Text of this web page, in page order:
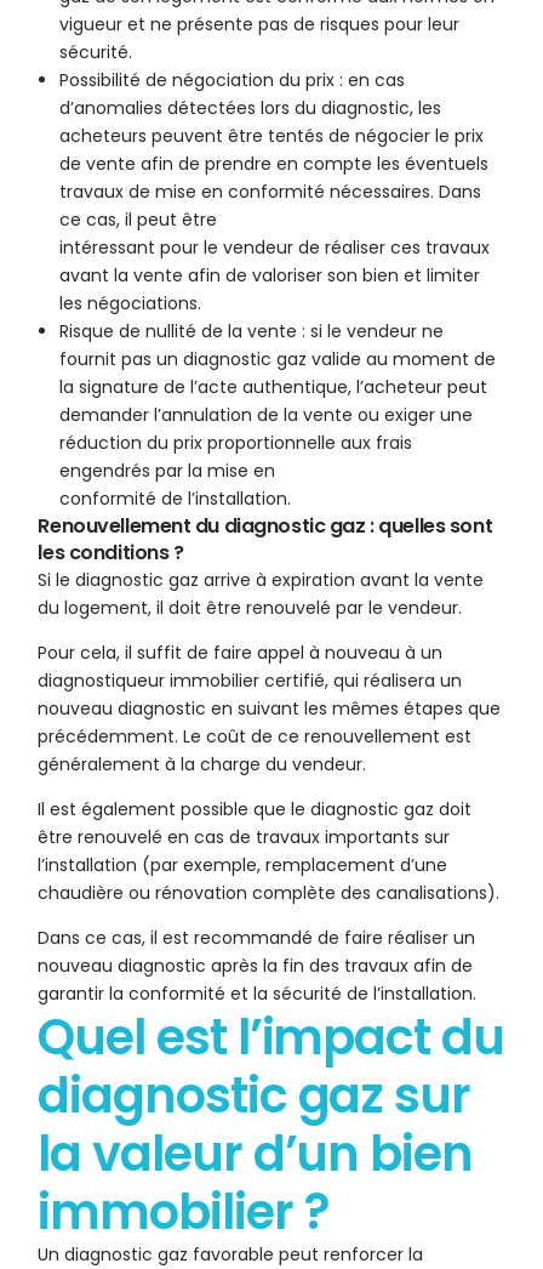
vigueur et ne présente pas de risques pour leur
sécurité.
Possibilité de négociation du prix : en cas
d’anomalies détectées lors du diagnostic, les
acheteurs peuvent être tentés de négocier le prix
de vente afin de prendre en compte les éventuels
travaux de mise en conformité nécessaires. Dans
ce cas, il peut être
intéressant pour le vendeur de réaliser ces travaux
avant la vente afin de valoriser son bien et limiter
les négociations.
Risque de nullité de la vente : si le vendeur ne
fournit pas un diagnostic gaz valide au moment de
la signature de l’acte authentique, l’acheteur peut
demander l’annulation de la vente ou exiger une
réduction du prix proportionnelle aux frais
engendrés par la mise en
conformité de l’installation.
Renouvellement du diagnostic gaz : quelles sont
les conditions ?
Si le diagnostic gaz arrive à expiration avant la vente
du logement, il doit être renouvelé par le vendeur.
Pour cela, il suffit de faire appel à nouveau à un
diagnostiqueur immobilier certifié, qui réalisera un
nouveau diagnostic en suivant les mêmes étapes que
précédemment. Le coût de ce renouvellement est
généralement à la charge du vendeur.
Il est également possible que le diagnostic gaz doit
être renouvelé en cas de travaux importants sur
l’installation (par exemple, remplacement d’une
chaudière ou rénovation complète des canalisations).
Dans ce cas, il est recommandé de faire réaliser un
nouveau diagnostic après la fin des travaux afin de
garantir la conformité et la sécurité de l’installation.
Quel est l’impact du
diagnostic gaz sur
la valeur d’un bien
immobilier ?
Un diagnostic gaz favorable peut renforcer la